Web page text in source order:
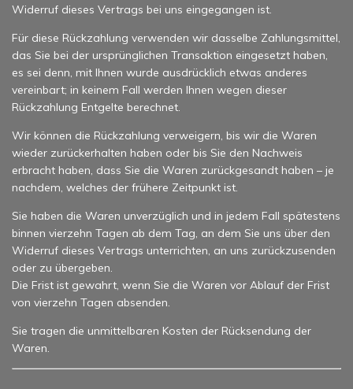
Widerruf dieses Vertrags bei uns eingegangen ist.
Für diese Rückzahlung verwenden wir dasselbe Zahlungsmittel,
das Sie bei der ursprünglichen Transaktion eingesetzt haben,
es sei denn, mit Ihnen wurde ausdrücklich etwas anderes
vereinbart; in keinem Fall werden Ihnen wegen dieser
Rückzahlung Entgelte berechnet.
Wir können die Rückzahlung verweigern, bis wir die Waren
wieder zurückerhalten haben oder bis Sie den Nachweis
erbracht haben, dass Sie die Waren zurückgesandt haben – je
nachdem, welches der frühere Zeitpunkt ist.
Sie haben die Waren unverzüglich und in jedem Fall spätestens
binnen vierzehn Tagen ab dem Tag, an dem Sie uns über den
Widerruf dieses Vertrags unterrichten, an uns zurückzusenden
oder zu übergeben.
Die Frist ist gewahrt, wenn Sie die Waren vor Ablauf der Frist
von vierzehn Tagen absenden.
Sie tragen die unmittelbaren Kosten der Rücksendung der
Waren.